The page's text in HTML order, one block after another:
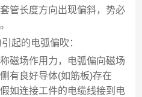
管长度方向出现偏斜，势必
起的电弧偏吹：
磁场作用力，电弧偏向磁场
有良好导体(如筋板)存在
如连接工件的电缆线接到电